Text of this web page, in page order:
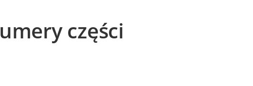
części